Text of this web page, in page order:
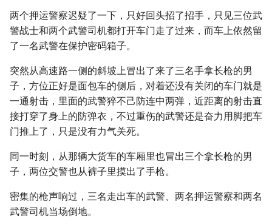
两个押运警察迟疑了一下，只好回头招了招手，只见三位武
警战士和两个武警司机都打开车门走了过来，而车上依然留
了一名武警在保护密码箱子。
突然从高速路一侧的斜坡上冒出了来了三名手拿长枪的男
子，方位正好是面包车的侧后，对着还没有关闭的车门就是
一通射击，里面的武警猝不己防连中两弹，近距离的射击直
接打穿了身上的防弹衣，不过重伤的武警还是奋力用脚把车
门推上了，只是没有力气关死。
同一时刻，从那辆大货车的车厢里也冒出三个拿长枪的男
子，两位交警也从裤子里摸出了手枪。
密集的枪声响过，三名走出车的武警、两名押运警察和两名
武警司机当场倒地。